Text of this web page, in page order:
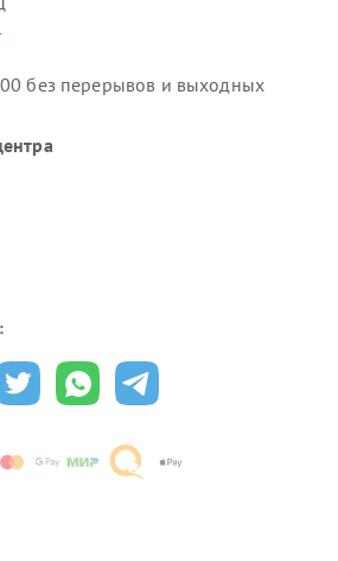
без перерывов и выходных